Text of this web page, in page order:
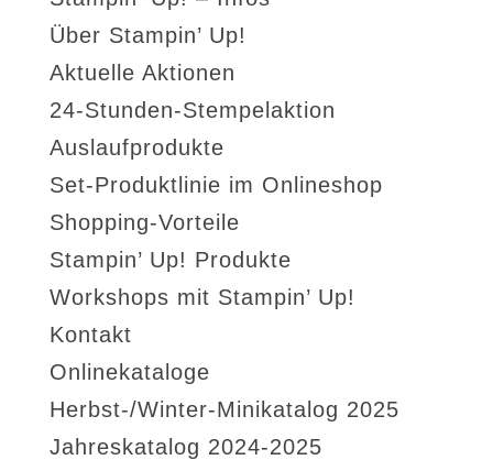
Über Stampin’ Up!
Aktuelle Aktionen
24-Stunden-Stempelaktion
Auslaufprodukte
Set-Produktlinie im Onlineshop
Shopping-Vorteile
Stampin’ Up! Produkte
Workshops mit Stampin’ Up!
Kontakt
Onlinekataloge
Herbst-/Winter-Minikatalog 2025
Jahreskatalog 2024-2025